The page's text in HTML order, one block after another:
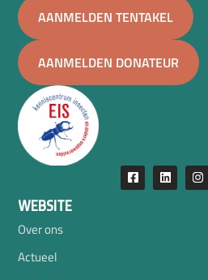
AANMELDEN TENTAKEL
AANMELDEN DONATEUR
WEBSITE
Over ons
Actueel